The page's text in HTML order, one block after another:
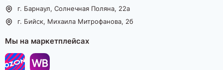
г. Барнаул, Солнечная Поляна, 22а
г. Бийск, Михаила Митрофанова, 2б
Мы на маркетплейсах